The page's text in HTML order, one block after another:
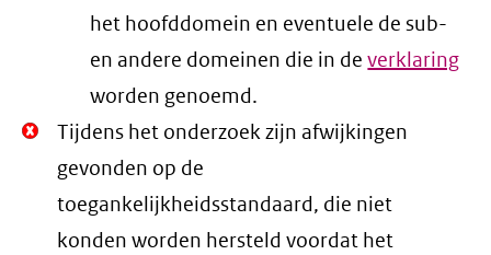
het hoofddomein en eventuele de sub-
en andere domeinen die in deverklaring
worden genoemd.
Niet
Oké.
Tijdens het onderzoek zijn afwijkingen
gevonden op de
toegankelijkheidsstandaard, die niet
konden worden hersteld voordat het